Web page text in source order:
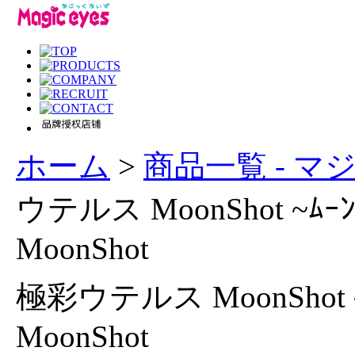
ホーム > 商品一覧 - マ
ウテルス MoonShot ~ﾑ
MoonShot
極彩ウテルス
MoonShot